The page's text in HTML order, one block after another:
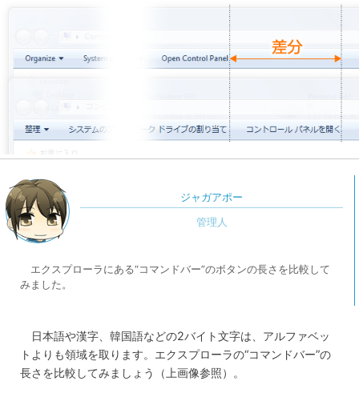
ジャガアポー
エクスプローラにある“コマンドバー”のボタンの長さを比較して
みました。
日本語や漢字、韓国語などの2バイト文字は、アルファベッ
トよりも領域を取ります。エクスプローラの“コマンドバー”の
長さを比較してみましょう（上画像参照）。